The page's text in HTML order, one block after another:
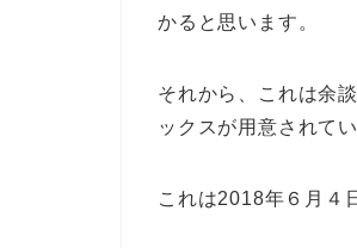
かると思います。
それから、これは余
ックスが用意されて
これは2018年６月４